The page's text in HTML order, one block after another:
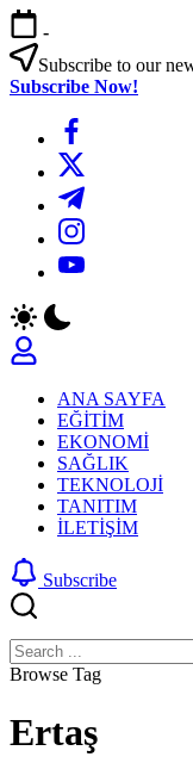
Skip
to
content
-
Subscribe to our
Subscribe Now!
https://
https://twitter.com/
https://t.me/
https://
https://
ANA SAYFA
EĞİTİM
EKONOMİ
SAĞLIK
TEKNOLOJİ
TANITIM
İLETİŞİM
Subscribe
Search
Browse Tag
Ertaş